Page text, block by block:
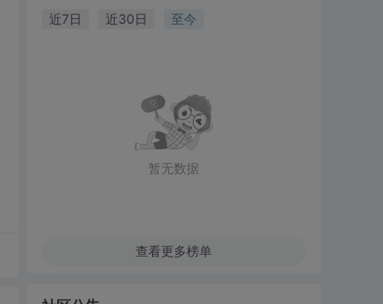
近7日 近30日 至今
暂无数据
查看更多榜单